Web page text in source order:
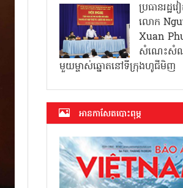
ប្រធានរដ្ឋ
លោក
Xuan
សំណេះសំ
មួយម្ចាស់ឆ្នោតនៅទីក្រុងហូជីមិញ
អាន​កាសែត​បោះពុម្ភ